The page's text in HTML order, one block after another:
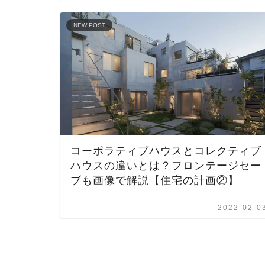
NEW POST
コーポラティブハウスとコレクティブ
ハウスの違いとは？フロンテージセー
ブも画像で解説【住宅の計画②】
2022-02-